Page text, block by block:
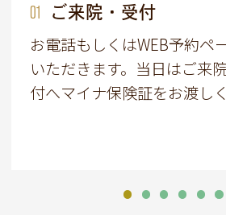
01 ご来院・受付
お電話もしくはWEB予約ペ
いただきます。当日はご来
付へマイナ保険証をお渡し
02 問診・カウンセリング
03 検査・資料採取
04 口内環境の改善
05 治療計画のご提案
06 治療
07 メンテナンス